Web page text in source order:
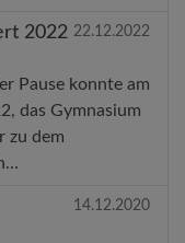
2022 22.12.2022
Pause konnte am
das Gymnasium
zu dem
14.12.2020